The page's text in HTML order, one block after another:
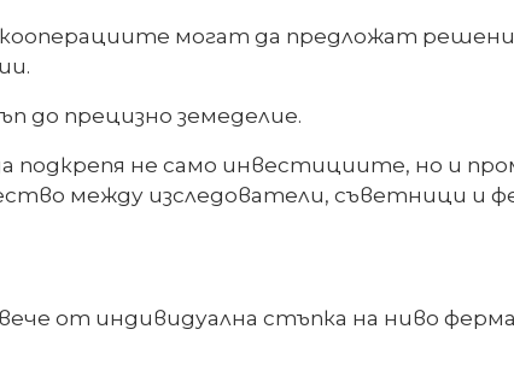
кооперациите могат да предложат
до прецизно земеделие.
подкрепя не само инвестициите, но и
между изследователи, съветници и
от индивидуална стъпка на ниво